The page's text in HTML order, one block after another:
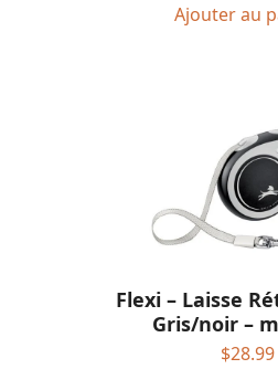
Ajouter au
Flexi – Laisse
Gris/noir –
$28.99